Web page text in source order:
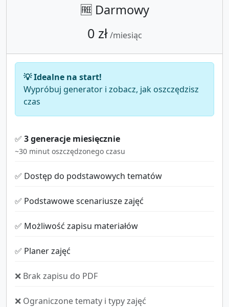
🆓 Darmowy
0 zł /miesiąc
💡 Idealne na start!
Wypróbuj generator i zobacz, jak oszczędzisz
czas
✅ 3 generacje miesięcznie
~30 minut oszczędzonego czasu
✅ Dostęp do podstawowych tematów
✅ Podstawowe scenariusze zajęć
✅ Możliwość zapisu materiałów
✅ Planer zajęć
❌ Brak zapisu do PDF
❌ Ograniczone tematy i typy zajęć